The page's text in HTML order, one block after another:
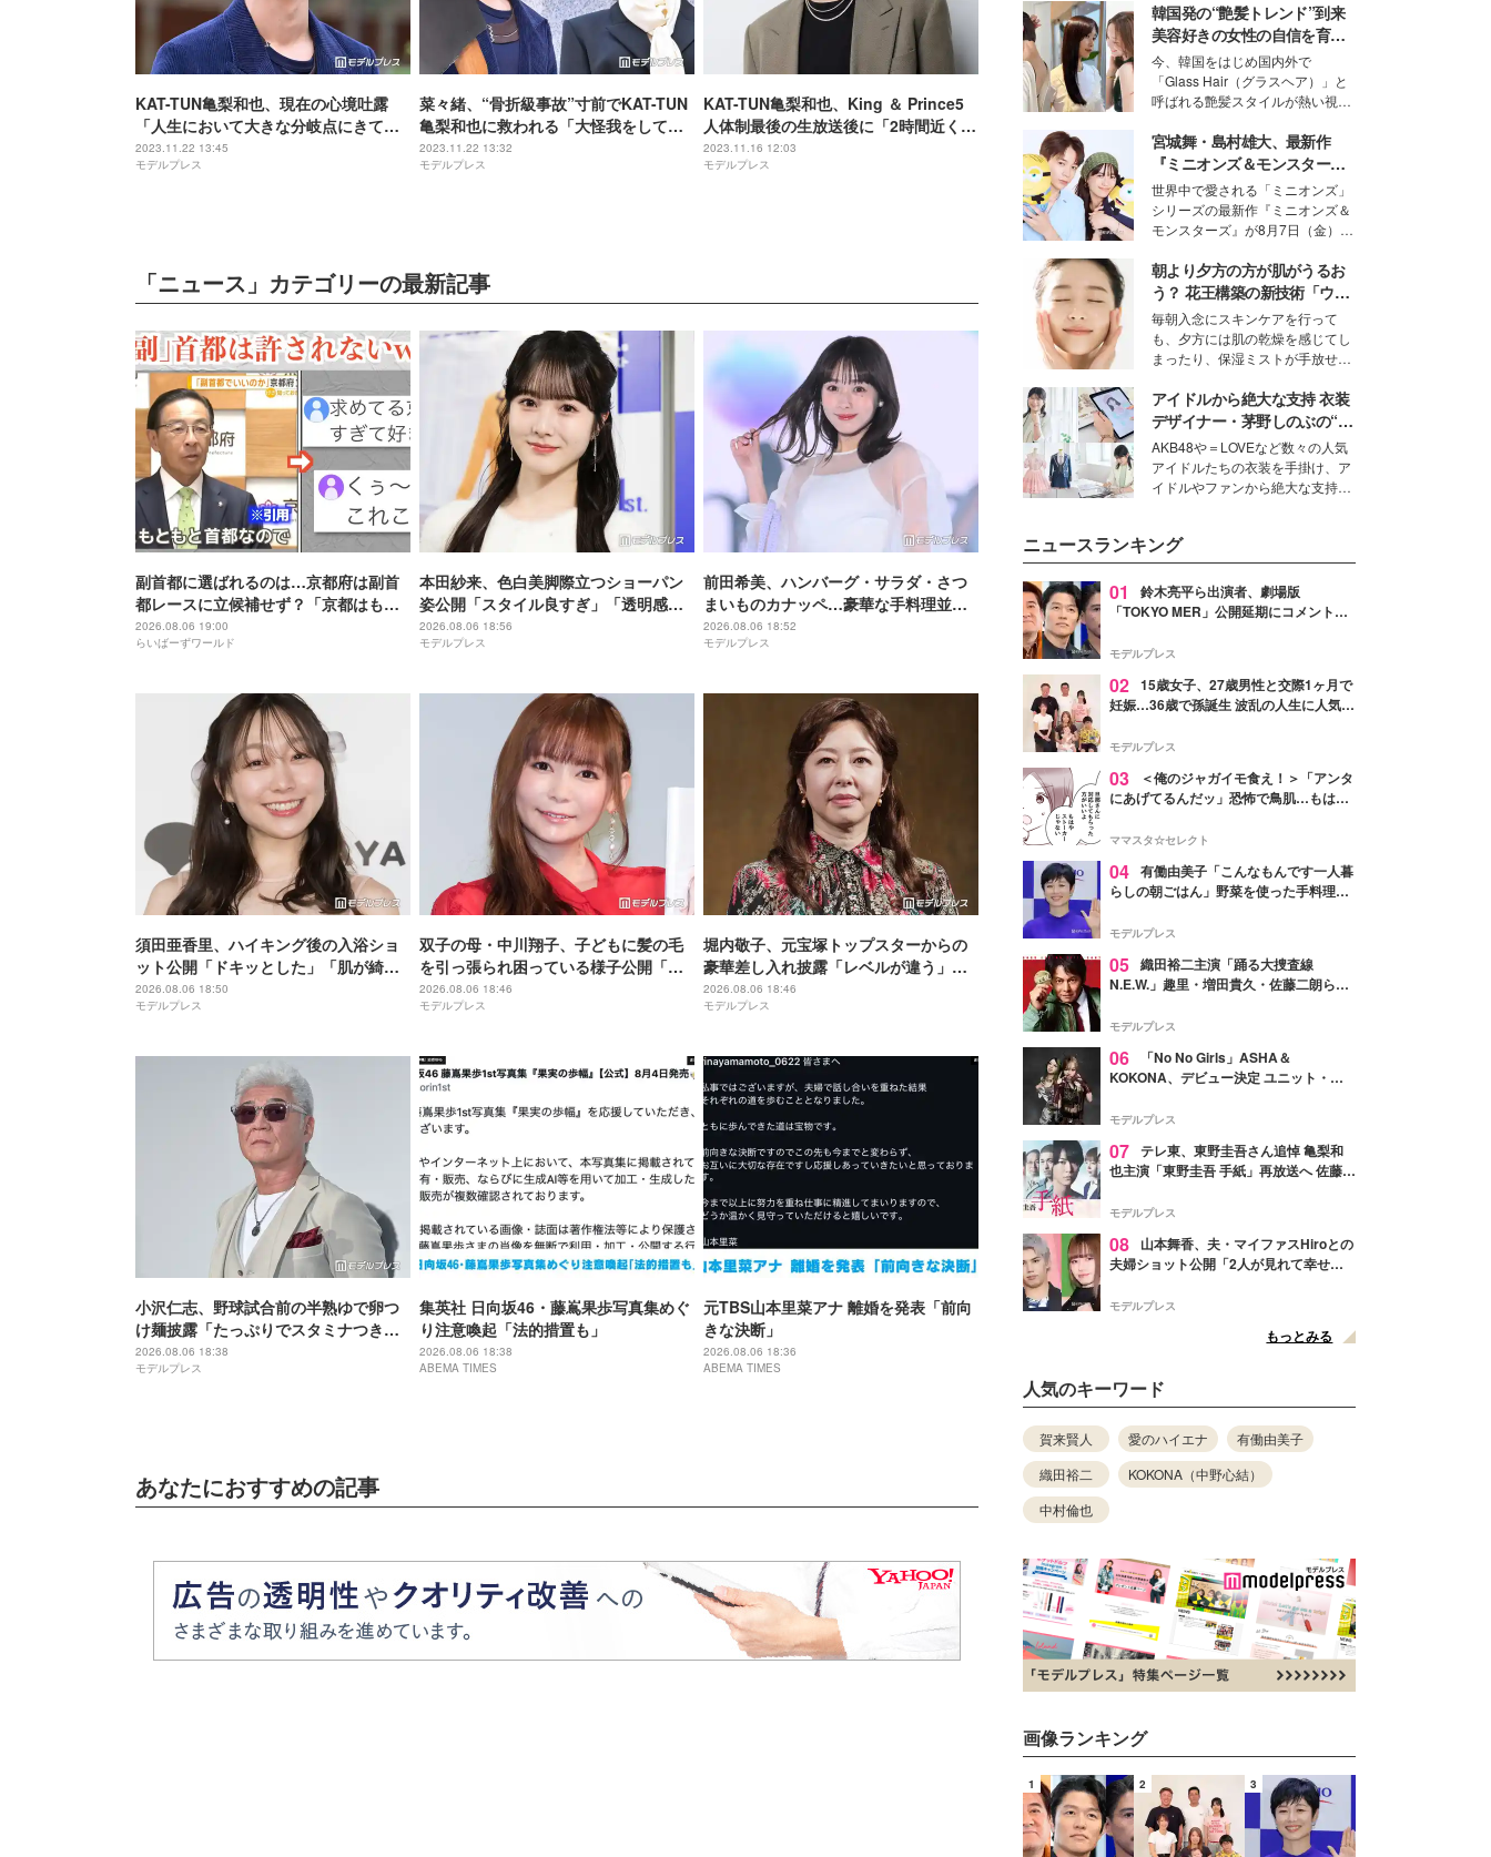
KAT-TUN亀梨和也、現在の心境吐露
「人生において大きな分岐点にきてい
る」ファンに感謝も＜怪物の木こり＞
2023.11.22 13:45
モデルプレス
菜々緒、“骨折級事故”寸前でKAT-TUN
亀梨和也に救われる「大怪我をしてい
るくらいだった」＜怪物の木こり＞
2023.11.22 13:32
モデルプレス
KAT-TUN亀梨和也、King ＆ Prince5
人体制最後の生放送後に「2時間近く話
した」平野紫耀との会話内容明かす
2023.11.16 12:03
モデルプレス
「ニュース」カテゴリーの最新記事
副首都に選ばれるのは…京都府は副首
都レースに立候補せず？「京都はもと
もと首都」
2026.08.06 19:00
らいばーずワールド
本田紗来、色白美脚際立つショーパン
姿公開「スタイル良すぎ」「透明感が
増してる」の声
2026.08.06 18:56
モデルプレス
前田希美、ハンバーグ・サラダ・さつ
まいものカナッペ…豪華な手料理並ぶ
食卓公開「全部美味しそう」「盛り付
けがおしゃれ」と絶賛の声
2026.08.06 18:52
モデルプレス
須田亜香里、ハイキング後の入浴ショ
ット公開「ドキッとした」「肌が綺
麗」と反響
2026.08.06 18:50
モデルプレス
双子の母・中川翔子、子どもに髪の毛
を引っ張られ困っている様子公開「マ
マあるある」「乱れっぷりに笑った」
と反響
2026.08.06 18:46
モデルプレス
堀内敬子、元宝塚トップスターからの
豪華差し入れ披露「レベルが違う」
「これは嬉しすぎる」と反響
2026.08.06 18:46
モデルプレス
小沢仁志、野球試合前の半熟ゆで卵つ
け麺披露「たっぷりでスタミナつきそ
う」「絶妙な火加減で最高」
2026.08.06 18:38
モデルプレス
集英社 日向坂46・藤嶌果歩写真集めぐ
り注意喚起「法的措置も」
2026.08.06 18:38
ABEMA TIMES
元TBS山本里菜アナ 離婚を発表「前向
きな決断」
2026.08.06 18:36
ABEMA TIMES
あなたにおすすめの記事
モデル・愛甲ひかりさんと橋下美
好さんを迎えて本音で女子会トー
ク。猛暑のお出かけを快適に過ご
すヒントや、2人が感動した夏の
生理の新常識にも迫りました。
韓国発の“艶髪トレンド”到来
美容好きの女性の自信を育む
「ヘアケア事情」って？
今、韓国をはじめ国内外で
「Glass Hair（グラスヘア）」と
呼ばれる艶髪スタイルが熱い視線
ションの完成度を高めるベースと
して、“髪そのものの美しさ”に改
めて注目する人が増えている様
子。今回は、そんな憧れの艶やか
な髪を日常で叶える、美容好きの
女性たちのヘアケア事情を紹介し
ます。
宮城舞・島村雄大、最新作
『ミニオンズ＆モンスター
ズ』の魅力熱弁 ハチャメチャ
だけじゃない“友情と絆”に感
動
世界中で愛される「ミニオンズ」
シリーズの最新作『ミニオンズ＆
モンスターズ』が8月7日（金）に
ニオン好き”という共通点を持つモ
デルの宮城舞と島村雄大の特別対
談をお届け！それぞれの視点か
ら、今作ならではの魅力や予想外
の感動をもたらす奥深いストーリ
ーについて熱く語り合ってもらっ
た。
朝より夕方の方が肌がうるお
う？ 花王構築の新技術「ウォ
ーターキャプチャリングスキ
ン（捕水肌）」がスキンケア
の常識を変える予感
毎朝入念にスキンケアを行って
も、夕方には肌の乾燥を感じてし
まったり、保湿ミストが手放せな
な美容の常識を大きく変える可能
性を秘めた、革新的な「Water
Capturing Skin（ウォーターキャ
プチャリングスキン：捕水肌）」
技術を、花王が構築した。
アイドルから絶大な支持 衣装
デザイナー・茅野しのぶの“可
愛い”を作る美学＜「シチズン
クロスシー」インタビュー＞
AKB48や＝LOVEなど数々の人気
アイドルたちの衣装を手掛け、ア
イドルやファンから絶大な支持を
ター・茅野しのぶ。一人ひとりの
個性に寄り添い、魅力を引き出す
衣装作りは、多くの女性たちに勇
気と自信を与え続けている。
ニュースランキング
01
鈴木亮平ら出演者、劇場版
「TOKYO MER」公開延期にコメント
最大の敬意とエールを」
モデルプレス
02 15歳女子、27歳男性と交際1ヶ月で
妊娠…36歳で孫誕生 波乱の人生に人気タ
よ！」
モデルプレス
03
＜俺のジャガイモ食え！＞「アンタ
にあげてるんだッ」恐怖で鳥肌…もはや
ママスタ☆セレクト
04 有働由美子「こんなもんです一人暮
らしの朝ごはん」野菜を使った手料理公
そう」と反響
モデルプレス
05 織田裕二主演「踊る大捜査線
N.E.W.」趣里・増田貴久・佐藤二朗ら新
徴する“謎のキーワード”も
モデルプレス
06
「No No Girls」ASHA＆
KOKONA、デビュー決定 ユニット・
リリースへ
モデルプレス
07 テレ東、東野圭吾さん追悼 亀梨和
也主演「東野圭吾 手紙」再放送へ 佐藤隆
モデルプレス
08
山本舞香、夫・マイファスHiroとの
夫婦ショット公開「2人が見れて幸せ」
モデルプレス
もっとみる
人気のキーワード
賀来賢人 愛のハイエナ
有働由美子
織田裕二
KOKONA（中野心結）
中村倫也
画像ランキング
1 2 3